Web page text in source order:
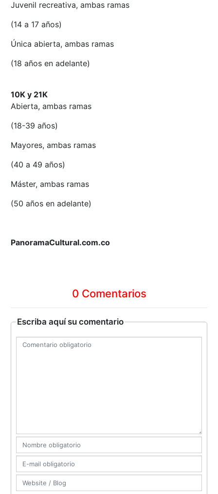
Juvenil recreativa, ambas ramas
(14 a 17 años)
Única abierta, ambas ramas
(18 años en adelante)
10K y 21K
Abierta, ambas ramas
(18-39 años)
Mayores, ambas ramas
(40 a 49 años)
Máster, ambas ramas
(50 años en adelante)
PanoramaCultural.com.co
0 Comentarios
Escriba aquí su comentario